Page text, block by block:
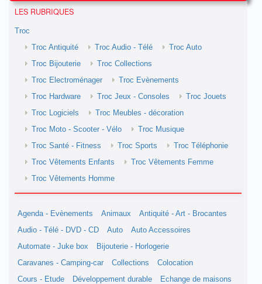
LES RUBRIQUES
Troc
Troc Antiquité
Troc Audio - Télé
Troc Auto
Troc Bijouterie
Troc Collections
Troc Electroménager
Troc Evènements
Troc Hardware
Troc Jeux - Consoles
Troc Jouets
Troc Logiciels
Troc Meubles - décoration
Troc Moto - Scooter - Vélo
Troc Musique
Troc Santé - Fitness
Troc Sports
Troc Téléphonie
Troc Vêtements Enfants
Troc Vêtements Femme
Troc Vêtements Homme
Agenda - Evènements Animaux
Antiquité - Art - Brocantes
Audio - Télé - DVD - CD
Auto
Auto Accessoires
Automate - Juke box
Bijouterie - Horlogerie
Caravanes - Camping-car
Collections
Colocation
Cours - Etude
Développement durable
Echange de maisons